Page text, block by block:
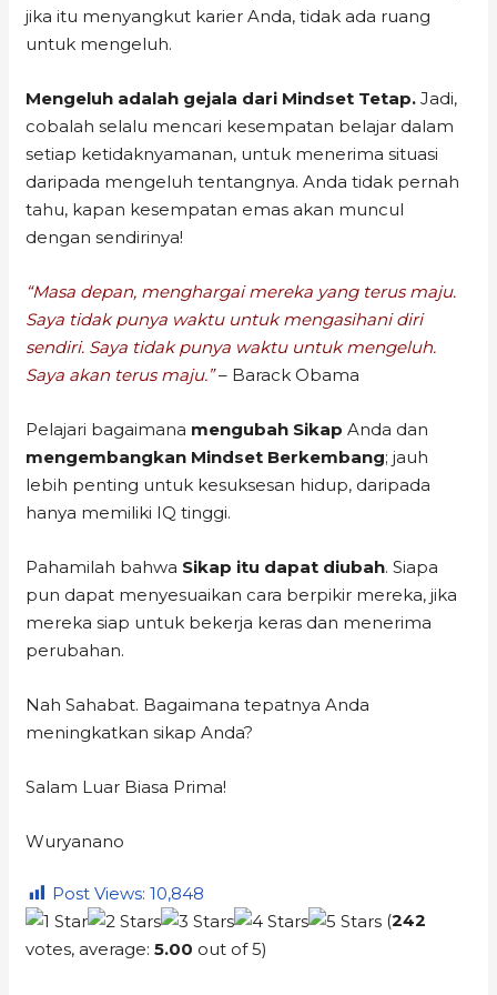
jika itu menyangkut karier Anda, tidak ada ruang
untuk mengeluh.
Mengeluh adalah gejala dari Mindset Tetap. Jadi,
cobalah selalu mencari kesempatan belajar dalam
setiap ketidaknyamanan, untuk menerima situasi
daripada mengeluh tentangnya. Anda tidak pernah
tahu, kapan kesempatan emas akan muncul
dengan sendirinya!
“Masa depan, menghargai mereka yang terus maju.
Saya tidak punya waktu untuk mengasihani diri
sendiri. Saya tidak punya waktu untuk mengeluh.
Saya akan terus maju.”– Barack Obama
Pelajari bagaimana mengubah Sikap Anda dan
mengembangkan Mindset Berkembang; jauh
lebih penting untuk kesuksesan hidup, daripada
hanya memiliki IQ tinggi.
Pahamilah bahwa Sikap itu dapat diubah. Siapa
pun dapat menyesuaikan cara berpikir mereka, jika
mereka siap untuk bekerja keras dan menerima
perubahan.
Nah Sahabat. Bagaimana tepatnya Anda
meningkatkan sikap Anda?
Salam Luar Biasa Prima!
Wuryanano
Post Views: 10,848
(242
votes, average:5.00 out of 5)